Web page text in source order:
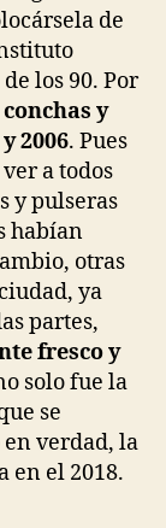
de
los 90. Por
y
2006. Pues
a todos
y pulseras
habían
otras
ya
partes,
fresco y
solo fue la
se
en verdad, la
en el 2018.